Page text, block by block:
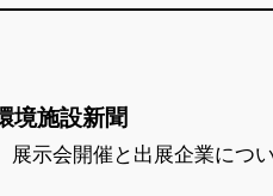
施設新聞
展示会開催と出展企業につ